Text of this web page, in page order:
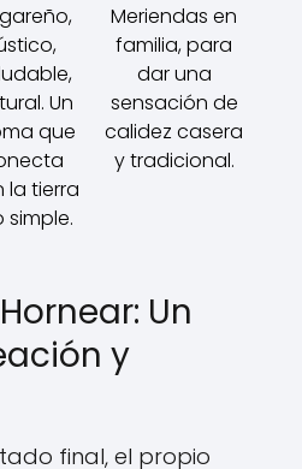
Un
que
la tierra
simple.
Meriendas en
familia, para
dar una
sensación de
calidez casera
y tradicional.
Un
y
final, el propio